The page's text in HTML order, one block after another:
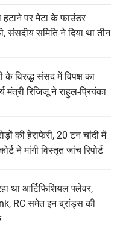
हटाने पर मेटा के फाउंडर
संसदीय समिति ने दिया था तीन
के विरुद्ध संसद में विपक्ष का
मंत्री रिजिजू ने राहुल-प्रियंका
की हेराफेरी, 20 टन चांदी में
ने मांगी विस्तृत जांच रिपोर्ट
था आर्टिफिशियल फ्लेवर,
RC समेत इन ब्रांड्स की